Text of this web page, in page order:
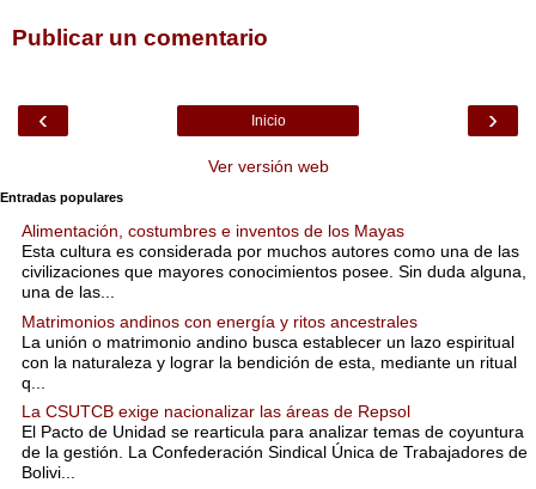
Publicar un comentario
‹ ›
Inicio
Ver versión web
Entradas populares
Alimentación, costumbres e inventos de los Mayas
Esta cultura es considerada por muchos autores como una de las
civilizaciones que mayores conocimientos posee. Sin duda alguna,
una de las...
Matrimonios andinos con energía y ritos ancestrales
La unión o matrimonio andino busca establecer un lazo espiritual
con la naturaleza y lograr la bendición de esta, mediante un ritual
q...
La CSUTCB exige nacionalizar las áreas de Repsol
El Pacto de Unidad se rearticula para analizar temas de coyuntura
de la gestión. La Confederación Sindical Única de Trabajadores de
Bolivi...